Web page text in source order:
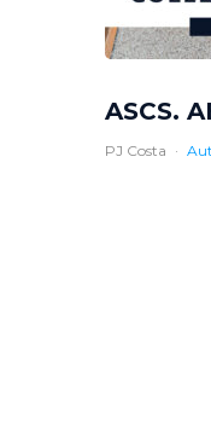
ASCS.
PJ Costa ·